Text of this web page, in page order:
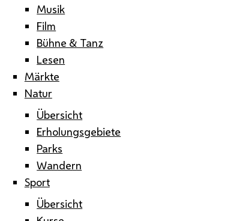
Musik
Film
Bühne & Tanz
Lesen
Märkte
Natur
Übersicht
Erholungsgebiete
Parks
Wandern
Sport
Übersicht